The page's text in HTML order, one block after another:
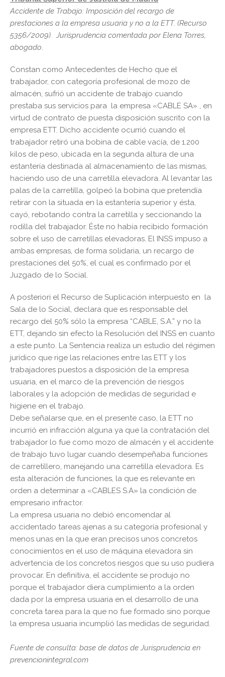
Accidente de Trabajo: Imposición del recargo de
prestaciones a la empresa usuaria y no a la ETT. (Recurso
5356/2009). Jurisprudencia comentada por Elena Torres,
abogado
Constan como Antecedentes de Hecho que el
trabajador, con categoría profesional de mozo de
almacén, sufrió un accidente de trabajo cuando
prestaba sus servicios para la empresa «CABLE SA» , en
virtud de contrato de puesta disposición suscrito con la
empresa ETT. Dicho accidente ocurrió cuando el
trabajador retiró una bobina de cable vacía, de 1.200
kilos de peso, ubicada en la segunda altura de una
estantería destinada al almacenamiento de las mismas,
haciendo uso de una carretilla elevadora. Al levantar las
palas de la carretilla, golpeó la bobina que pretendía
retirar con la situada en la estantería superior y ésta,
cayó, rebotando contra la carretilla y seccionando la
rodilla del trabajador. Éste no había recibido formación
sobre el uso de carretillas elevadoras. El INSS impuso a
ambas empresas, de forma solidaria, un recargo de
prestaciones del 50%, el cual es confirmado por el
Juzgado de lo Social.
A posteriori el Recurso de Suplicación interpuesto en la
Sala de lo Social, declara que es responsable del
recargo del 50% sólo la empresa “CABLE, S.A.” y no la
ETT, dejando sin efecto la Resolución del INSS en cuanto
a este punto. La Sentencia realiza un estudio del régimen
jurídico que rige las relaciones entre las ETT y los
trabajadores puestos a disposición de la empresa
usuaria, en el marco de la prevención de riesgos
laborales y la adopción de medidas de seguridad e
higiene en el trabajo.
Debe señalarse que, en el presente caso, la ETT no
incurrió en infracción alguna ya que la contratación del
trabajador lo fue como mozo de almacén y el accidente
de trabajo tuvo lugar cuando desempeñaba funciones
de carretillero, manejando una carretilla elevadora. Es
esta alteración de funciones, la que es relevante en
orden a determinar a «CABLES S.A» la condición de
empresario infractor.
La empresa usuaria no debió encomendar al
accidentado tareas ajenas a su categoría profesional y
menos unas en la que eran precisos unos concretos
conocimientos en el uso de máquina elevadora sin
advertencia de los concretos riesgos que su uso pudiera
provocar. En definitiva, el accidente se produjo no
porque el trabajador diera cumplimiento a la orden
dada por la empresa usuaria en el desarrollo de una
concreta tarea para la que no fue formado sino porque
la empresa usuaria incumplió las medidas de seguridad.
Fuente de consulta: base de datos de Jurisprudencia en
prevencionintegral.com